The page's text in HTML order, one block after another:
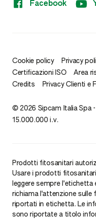
Facebook
© 2026 Sipcam Italia Spa
15.000.000 i.v.
Cookie policy Privacy
Certificazioni ISO
Area
Credits
Privacy Clienti e
Prodotti fitosanitari
Usare i prodotti
leggere sempre
richiama l'attenzione sulle
riportati in etichetta. Le
sono riportate a titolo